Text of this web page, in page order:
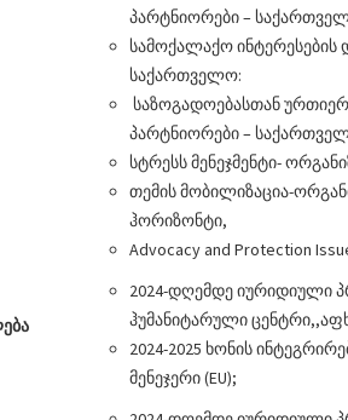
პარტნიორები –
სამოქალაქო
საქართველო:
საზოგადოებასთან
პარტნიორები –
სტრესს მენეჯმენტი-
თემის მობილიზაცია-
ჰორიზონტი,
Advocacy and Protection
2024-დღემდე იურიდიული
ჰუმანიტარული
2024-2025 ხონის
მენეჯერი (EU);